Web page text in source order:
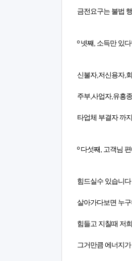
금전요구는 불법
º 넷쨰, 소득만 있
신불자,저신용자,
주부,사업자,유흥
타업체 부결자 까
º 다섯째, 고객님
힘드실수 있습니
살아가다보면 누
힘들고 지칠때 저
그거만큼 에너지